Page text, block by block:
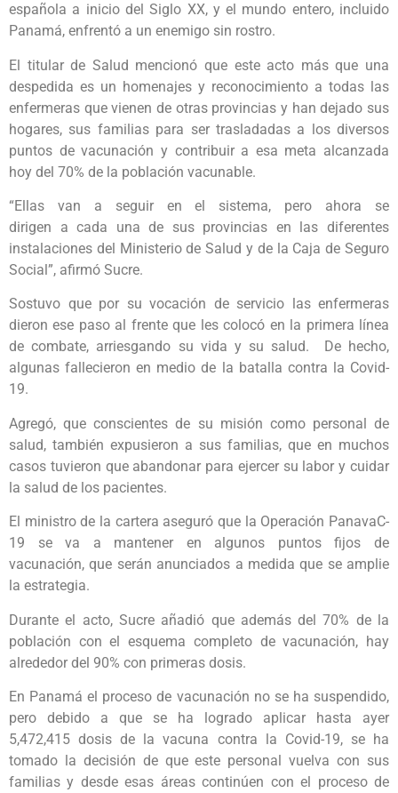
española a inicio del Siglo XX, y el mundo entero, incluido
Panamá, enfrentó a un enemigo sin rostro.
El titular de Salud mencionó que este acto más que una
despedida es un homenajes y reconocimiento a todas las
enfermeras que vienen de otras provincias y han dejado sus
hogares, sus familias para ser trasladadas a los diversos
puntos de vacunación y contribuir a esa meta alcanzada
hoy del 70% de la población vacunable.
“Ellas van a seguir en el sistema, pero ahora se
dirigen a cada una de sus provincias en las diferentes
instalaciones del Ministerio de Salud y de la Caja de Seguro
Social”, afirmó Sucre.
Sostuvo que por su vocación de servicio las enfermeras
dieron ese paso al frente que les colocó en la primera línea
de combate, arriesgando su vida y su salud. De hecho,
algunas fallecieron en medio de la batalla contra la Covid-
19.
Agregó, que conscientes de su misión como personal de
salud, también expusieron a sus familias, que en muchos
casos tuvieron que abandonar para ejercer su labor y cuidar
la salud de los pacientes.
El ministro de la cartera aseguró que la Operación PanavaC-
19 se va a mantener en algunos puntos fijos de
vacunación, que serán anunciados a medida que se amplie
la estrategia.
Durante el acto, Sucre añadió que además del 70% de la
población con el esquema completo de vacunación, hay
alrededor del 90% con primeras dosis.
En Panamá el proceso de vacunación no se ha suspendido,
pero debido a que se ha logrado aplicar hasta ayer
5,472,415 dosis de la vacuna contra la Covid-19, se ha
tomado la decisión de que este personal vuelva con sus
familias y desde esas áreas continúen con el proceso de